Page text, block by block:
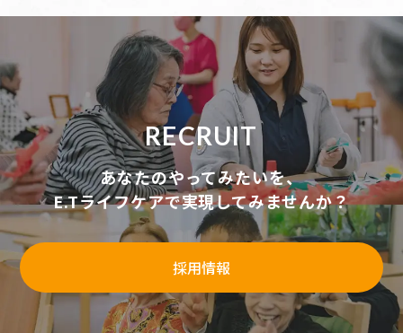
RECRUIT
あなたのやってみたいを、
E.Tライフケアで実現してみませんか？
採用情報